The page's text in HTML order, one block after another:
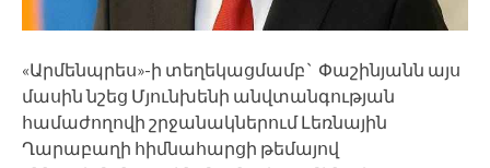
«Արմենպրես»-ի տեղեկացմամբ` Փաշինյանն այս
մասին նշեց Մյունխենի անվտանգության
համաժողովի շրջանակներում Լեռնային
Ղարաբաղի հիմնահարցի թեմայով